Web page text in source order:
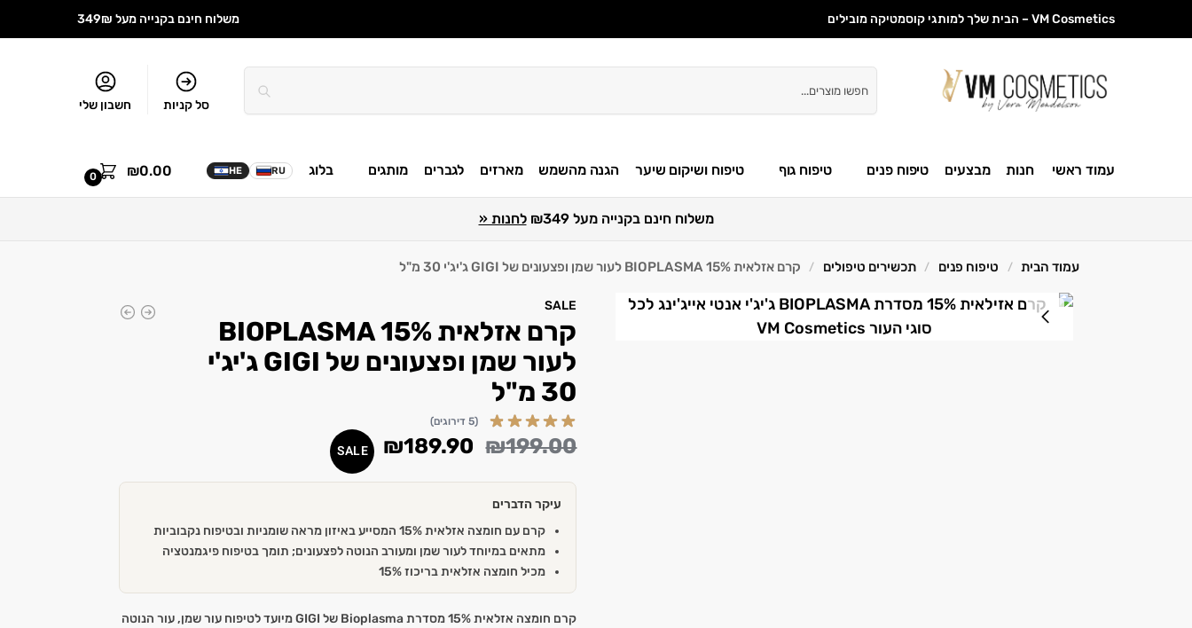
VM Cosmetics – הבית שלך למותגי קוסמטיקה מובילים משלוח חינם בקנייה מעל 349₪
סל קניות חשבון שלי
עמוד ראשי חנות מבצעים טיפוח פנים טיפוח גוף טיפוח ושיקום שיער הגנה מהשמש מארזים לגברים מותגים בלוג HE RU
₪0.00
0
משלוח חינם בקנייה מעל ₪349 לחנות «
עמוד הבית / טיפוח פנים / תכשירים טיפולים / קרם אזלאית 15% BIOPLASMA לעור שמן ופצעונים של GIGI ג'יג'י 30 מ"ל
SALE
קרם אזלאית 15% BIOPLASMA
לעור שמן ופצעונים של GIGI ג'יג'י
30 מ"ל
(5 דירוגים)
₪199.00
₪189.90
SALE
עיקר הדברים
קרם עם חומצה אזלאית 15% המסייע באיזון מראה שומניות ובטיפוח נקבוביות
מתאים במיוחד לעור שמן ומעורב הנוטה לפצעונים; תומך בטיפוח פיגמנטציה
מכיל חומצה אזלאית בריכוז 15%
קרם חומצה אזלאית 15% מסדרת Bioplasma של GIGI מיועד לטיפוח עור שמן, עור הנוטה